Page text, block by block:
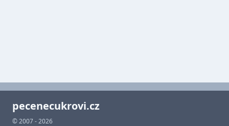
pecenecukrovi.cz
© 2007 - 2026